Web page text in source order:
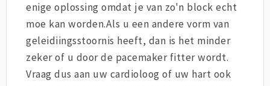
enige oplossing omdat je van zo'n block echt
moe kan worden.Als u een andere vorm van
geleidiingsstoornis heeft, dan is het minder
zeker of u door de pacemaker fitter wordt.
Vraag dus aan uw cardioloog of uw hart ook